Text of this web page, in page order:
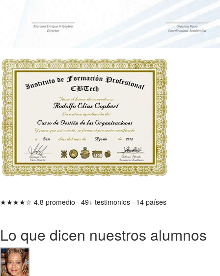
★★★★☆ 4.8 promedio · 49+ testimonios · 14 países
Lo que dicen nuestros alumnos